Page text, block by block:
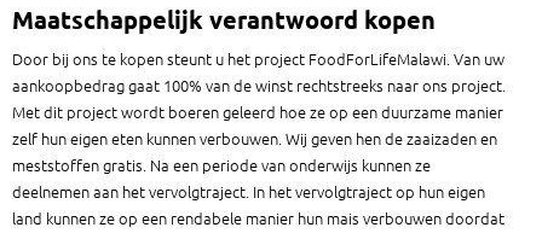
Maatschappelijk verantwoord kopen
Door bij ons te kopen steunt u het project FoodForLifeMalawi. Van uw
aankoopbedrag gaat 100% van de winst rechtstreeks naar ons project.
Met dit project wordt boeren geleerd hoe ze op een duurzame manier
zelf hun eigen eten kunnen verbouwen. Wij geven hen de zaaizaden en
meststoffen gratis. Na een periode van onderwijs kunnen ze
deelnemen aan het vervolgtraject. In het vervolgtraject op hun eigen
land kunnen ze op een rendabele manier hun mais verbouwen doordat